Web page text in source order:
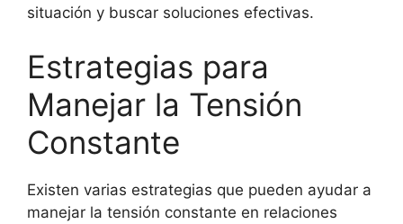
situación y buscar soluciones efectivas.
Estrategias para
Manejar la Tensión
Constante
Existen varias estrategias que pueden ayudar a
manejar la tensión constante en relaciones